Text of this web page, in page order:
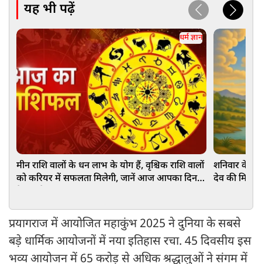
यह भी पढ़ें
धर्म ज्ञान
मीन राशि वालों के धन लाभ के योग हैं, वृश्चिक राशि वालों
को करियर में सफलता मिलेगी, जानें आज आपका दिन
शनिवार के
देव की
प्रयागराज में आयोजित महाकुंभ 2025 ने दुनिया के सबसे
बड़े धार्मिक आयोजनों में नया इतिहास रचा. 45 दिवसीय इस
भव्य आयोजन में 65 करोड़ से अधिक श्रद्धालुओं ने संगम में